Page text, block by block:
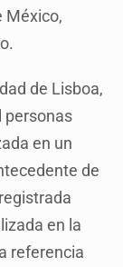
México,
de Lisboa,
personas
en un
de
en la
referencia